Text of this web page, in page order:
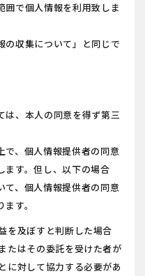
囲で個人情報を利用致しま
の収集について」と同じで
は、本人の同意を得ず第三
で、個人情報提供者の同意
ます。但し、以下の場合
て、個人情報提供者の同意
す。
を及ぼすと判断した場合
たはその委託を受けた者が
に対して協力する必要があ